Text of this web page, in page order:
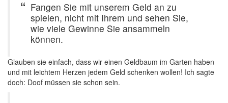
Fangen Sie mit unserem Geld an zu
spielen, nicht mit Ihrem und sehen Sie,
wie viele Gewinne Sie ansammeln
können.
Glauben sie einfach, dass wir einen Geldbaum im Garten haben
und mit leichtem Herzen jedem Geld schenken wollen! Ich sagte
doch: Doof müssen sie schon sein.